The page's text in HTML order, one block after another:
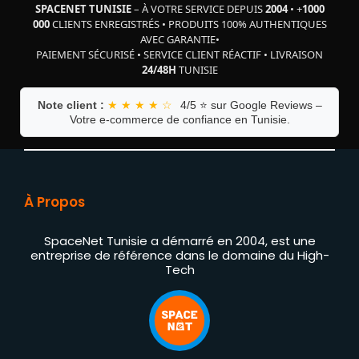
SPACENET TUNISIE– À VOTRE SERVICE DEPUIS2004• +1000
000CLIENTS ENREGISTRÉS• PRODUITS 100% AUTHENTIQUES
AVEC GARANTIE•
PAIEMENT SÉCURISÉ • SERVICE CLIENT RÉACTIF • LIVRAISON
24/48H TUNISIE
Note client : ★ ★ ★ ★ ☆
4/5 ⭐ sur Google Reviews –
Votre e-commerce de confiance en Tunisie.
À Propos
SpaceNet Tunisie a démarré en 2004, est une
entreprise de référence dans le domaine du High-
Tech